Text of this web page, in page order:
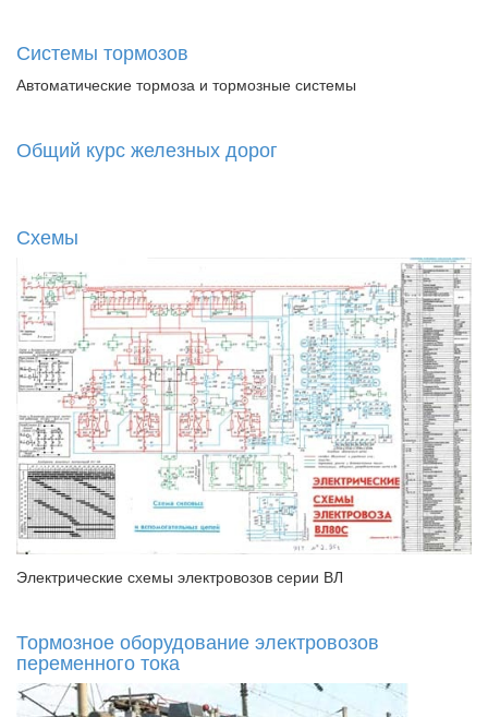
Системы тормозов
Автоматические тормоза и тормозные системы
Общий курс железных дорог
Схемы
Электрические схемы электровозов серии ВЛ
Тормозное оборудование электровозов
переменного тока